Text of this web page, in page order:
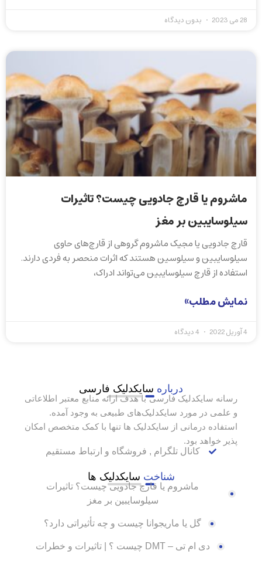
28 می 2023 بدون دیدگاه
ماشروم یا قارچ جادویی چیست؟ تاثیرات
سیلوسایبین بر مغز
قارچ جادویی یا مجیک ماشروم گروهی از قارچ‌های حاوی
سیلوسایبین و سیلوسین هستند که اثرات منحصر به فردی دارند.
استفاده از قارچ سیلوسایبین می‌تواند ادراک،
نمایش مطلب»
4 آوریل 2022
درباره سایکدلیک فارسی
رسانه سایکدلیک فارسی با هدف ارائه منابع معتبر اطلاعاتی
و علمی در مورد سایکدلیک‌های طبیعی به وجود آمده.
استفاده درمانی از سایکدلیک ها تنها با کمک متخصص امکان
پذیر خواهد بود.
کانال تلگرام , فروشگاه و ارتباط مستقیم
شناخت سایکدلیک ها
ماشروم یا قارچ جادویی چیست؟ تاثیرات
سیلوسایبین بر مغز
گل یا ماریجوانا چیست و چه تأثیراتی دارد؟
دی ام تی – DMT چیست ؟ | تاثیرات و خطرات